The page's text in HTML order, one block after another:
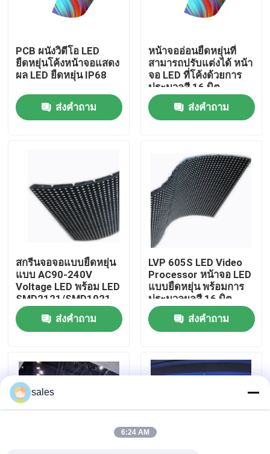
เกี่ยวกับเรา
ทัวร์โรงงาน
การควบคุมคุณภาพ
ติดต่อเรา
ข่าว
ขอคําอ้างอิง
PCB ผนังวิดีโอ LED
ยืดหยุ่นโค้งหน้าจอแสดง
ผล LED ยืดหยุ่น IP68
ส่งคำถาม
หน้าจออ่อนยืดหยุ่นที่
สามารถปรับแต่งได้ หน้า
จอ LED ที่โค้งด้วยการ
ประมวลสี 16 บิต
ส่งคำถาม
สกรีนจอจอแบบยืดหยุ่น
แบบ AC90-240V
Voltage LED พร้อม LED
SMD2121/SMD1921
ส่งคำถาม
LVP 605S LED Video
Processor หน้าจอ LED
แบบยืดหยุ่น พร้อมการ
ประมวลผลสี 16 บิต
ส่งคำถาม
sales
6:24 AM